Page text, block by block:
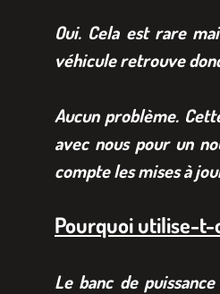
Oui. Cela est rare
véhicule retrouve
Aucun problème.
avec nous pour un
compte les mises à
Pourquoi utilise-t-
Le banc de